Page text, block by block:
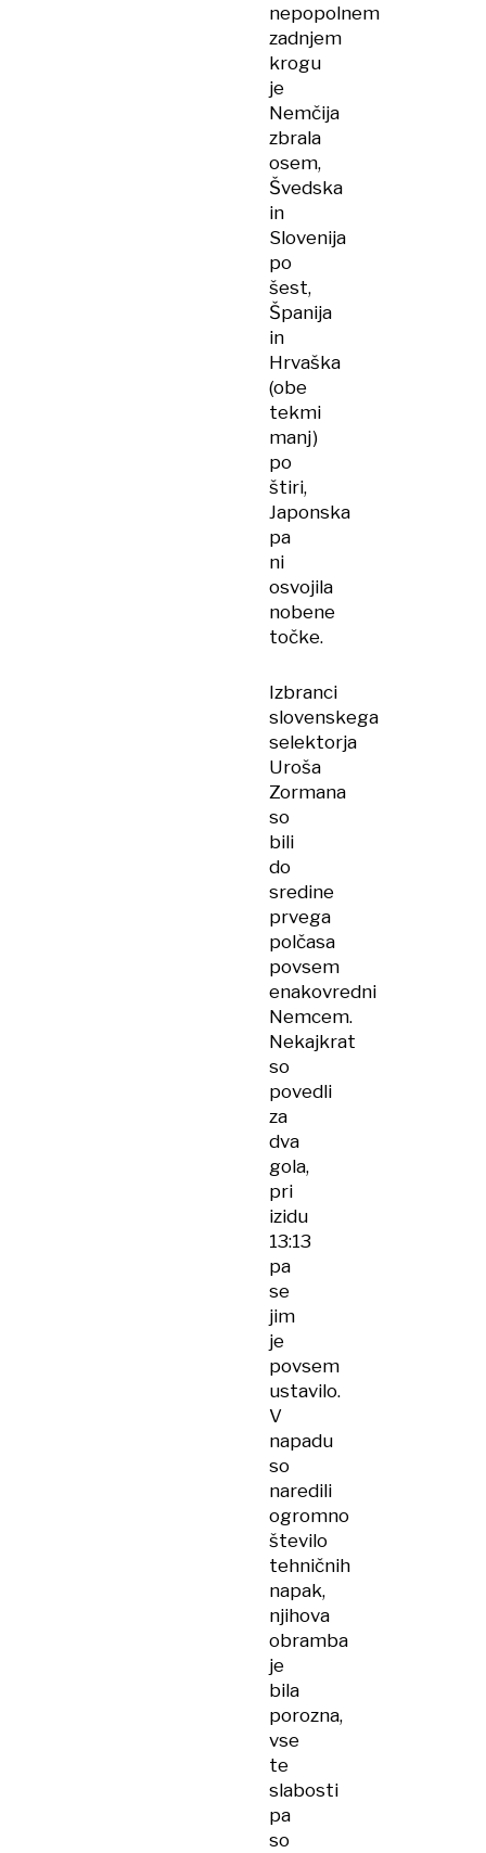
nepopolnem
zadnjem
krogu
je
Nemčija
zbrala
osem,
Švedska
in
Slovenija
po
šest,
Španija
in
Hrvaška
(obe
tekmi
manj)
po
štiri,
Japonska
pa
ni
osvojila
nobene
točke.
Izbranci
slovenskega
selektorja
Uroša
Zormana
so
bili
do
sredine
prvega
polčasa
povsem
enakovredni
Nemcem.
Nekajkrat
so
povedli
za
dva
gola,
pri
izidu
13:13
pa
se
jim
je
povsem
ustavilo.
V
napadu
so
naredili
ogromno
število
tehničnih
napak,
njihova
obramba
je
bila
porozna,
vse
te
slabosti
pa
so